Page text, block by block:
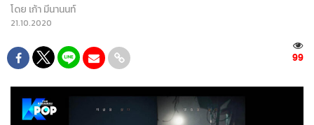
โดย เก้า มีนานนท์
21.10.2020
99